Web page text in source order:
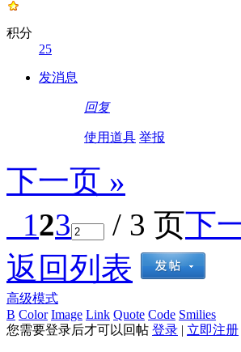
积分
25
发消息
回复
使用道具 举报
下一页 »
123 / 3 页下
返回列表
高级模式
B Color Image Link Quote Code Smilies
您需要登录后才可以回帖 登录 | 立即注册